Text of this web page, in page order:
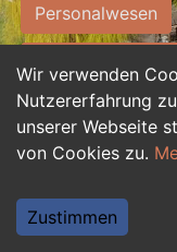
Wir verwenden
Nutzererfahrung
unserer Webseite
von Cookies zu.
Zustimmen
Personalwesen
Hilfskräfte,
Einkauf,
Weiterbildung,
Tourismus